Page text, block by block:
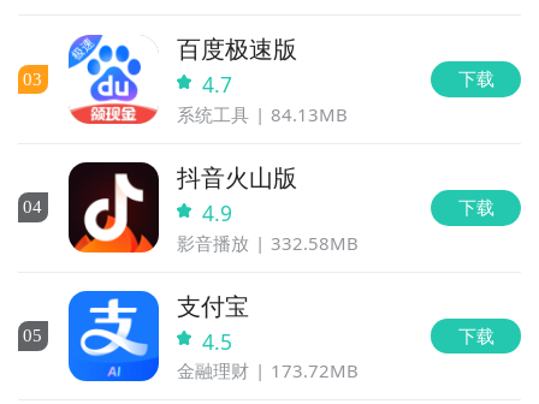
03
百度极速版
4.7
系统工具 84.13MB
下载
04
抖音火山版
4.9
影音播放 332.58MB
下载
05
支付宝
4.5
金融理财 173.72MB
下载